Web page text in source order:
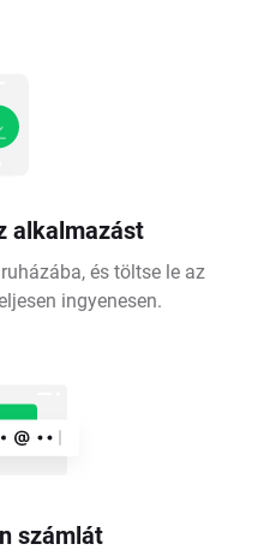
alkalmazást
és töltse le az
ingyenesen.
számlát